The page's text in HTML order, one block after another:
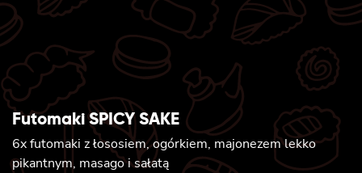
Futomaki SPICY SAKE
6x futomaki z łososiem, ogórkiem, majonezem lekko
pikantnym, masago i sałatą